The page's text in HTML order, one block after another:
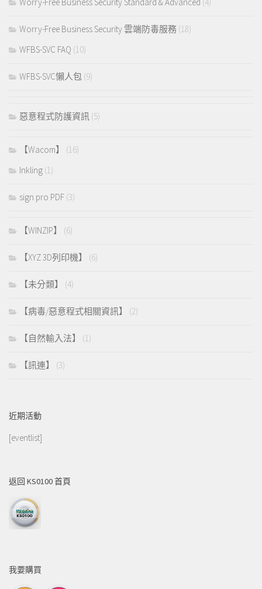
Worry-Free Business Security 雲端防毒服務 (18)
WFBS-SVC FAQ (10)
WFBS-SVC懶人包 (9)
惡意程式防護資訊 (5)
【Wacom】
(16)
Inkling (1)
sign pro PDF (3)
【WINZIP】 (6)
【XYZ 3D列印機】 (6)
【未分類】 (4)
【病毒/惡意程式相關資訊】 (2)
【自然輸入法】 (1)
【訊連】 (3)
近期活動
[eventlist]
返回 KS0100 首頁
我要購買